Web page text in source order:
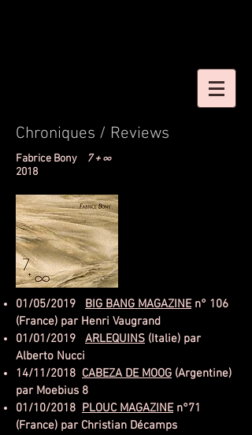
Chroniques / Reviews
Fabrice Bony
7 + ∞
2018
01/05/2019 BIG BANG MAGAZINEn° 106
(France) par Henri Vaugrand
01/01/2019 ARLEQUINS (Italie) par
Alberto Nucci
14/11/2018 CABEZA DE MOOG (Argentine)
par Moebius 8
01/10/2018 PLOUC MAGAZINEn°71
(France) par Christian Décamps